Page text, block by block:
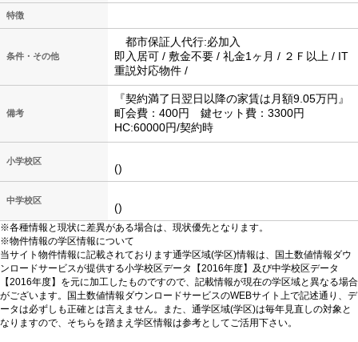
特徴
条件・その他
都市保証人代行:必加入
即入居可 / 敷金不要 / 礼金1ヶ月 / ２Ｆ以上 / IT
重説対応物件 /
備考
『契約満了日翌日以降の家賃は月額9.05万円』
町会費：400円 鍵セット費：3300円
HC:60000円/契約時
小学校区
()
中学校区
()
※各種情報と現状に差異がある場合は、現状優先となります。
※物件情報の学区情報について
当サイト物件情報に記載されております通学区域(学区)情報は、国土数値情報ダウ
ンロードサービスが提供する小学校区データ【2016年度】及び中学校区データ
【2016年度】を元に加工したものですので、記載情報が現在の学区域と異なる場合
がございます。国土数値情報ダウンロードサービスのWEBサイト上で記述通り、デ
ータは必ずしも正確とは言えません。また、通学区域(学区)は毎年見直しの対象と
なりますので、そちらを踏まえ学区情報は参考としてご活用下さい。